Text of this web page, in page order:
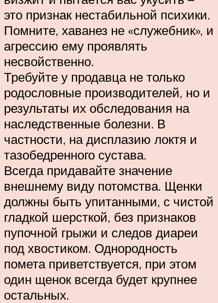
это признак нестабильной психики.
Помните, хаванез не «служебник», и
агрессию ему проявлять
несвойственно.
Требуйте у продавца не только
родословные производителей, но и
результаты их обследования на
наследственные болезни. В
частности, на дисплазию локтя и
тазобедренного сустава.
Всегда придавайте значение
внешнему виду потомства. Щенки
должны быть упитанными, с чистой
гладкой шерсткой, без признаков
пупочной грыжи и следов диареи
под хвостиком. Однородность
помета приветствуется, при этом
один щенок всегда будет крупнее
остальных.